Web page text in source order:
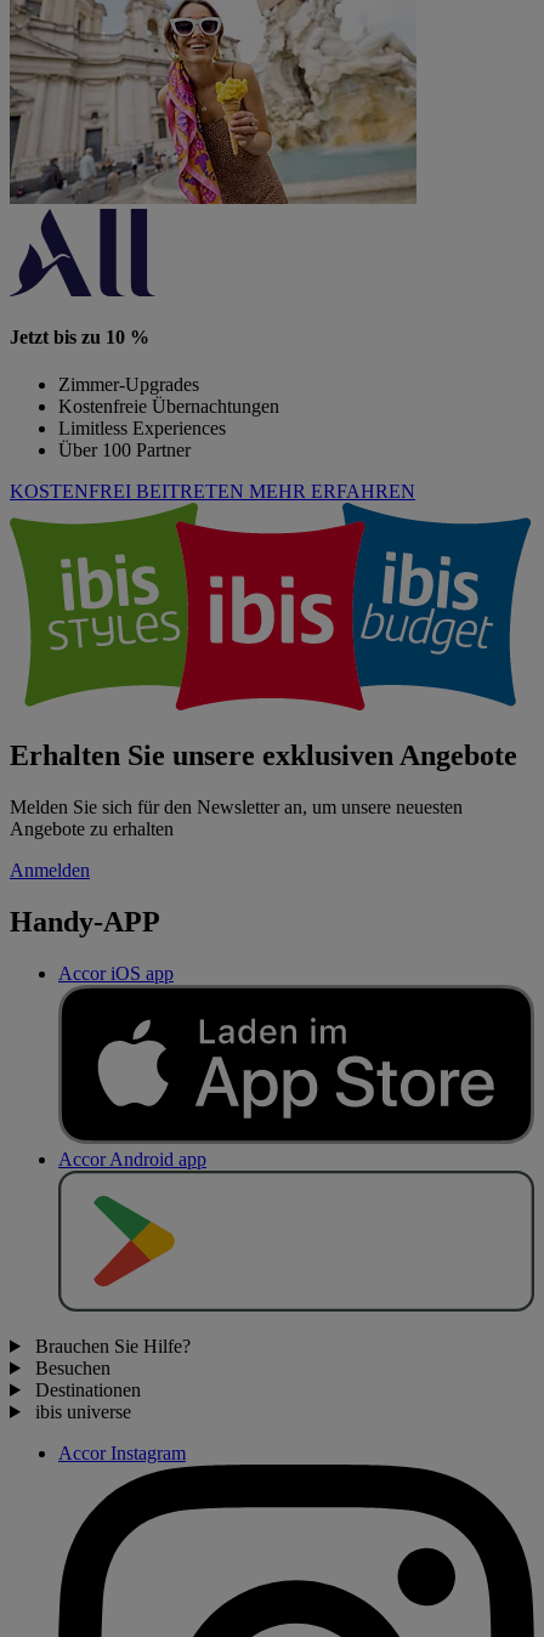
Jetzt bis zu 10 %
Zimmer-Upgrades
Kostenfreie Übernachtungen
Limitless Experiences
Über 100 Partner
KOSTENFREI BEITRETEN MEHR ERFAHREN
Erhalten Sie unsere exklusiven Angebote
Melden Sie sich für den Newsletter an, um unsere neuesten
Angebote zu erhalten
Anmelden
Handy-APP
Accor iOS app
Accor Android app
Brauchen Sie Hilfe?
Besuchen
Destinationen
ibis universe
Accor Instagram